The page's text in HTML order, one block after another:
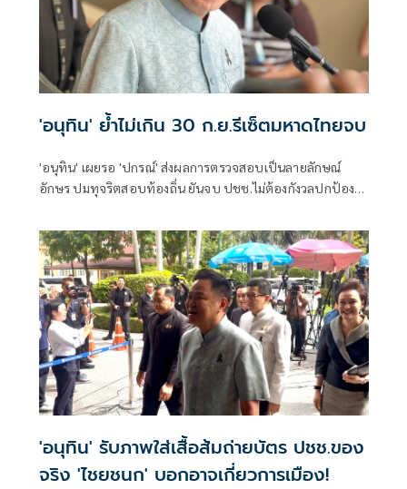
'อนุทิน' ย้ำไม่เกิน 30 ก.ย.รีเซ็ตมหาดไทยจบ
'อนุทิน' เผยรอ 'ปกรณ์' ส่งผลการตรวจสอบเป็นลายลักษณ์
อักษร ปมทุจริตสอบท้องถิ่น ยันจบ ปชช.ไม่ต้องกังวลปกป้อง
เต้นได้ ชี้รีเซ็ต มท.จบใน ก.ย.นี้
'อนุทิน' รับภาพใส่เสื้อส้มถ่ายบัตร ปชช.ของ
จริง 'ไชยชนก' บอกอาจเกี่ยวการเมือง!